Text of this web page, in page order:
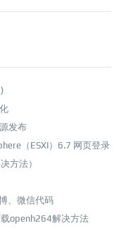
发布
（ESXI）6.7 网页登录
方法）
、微信代码
openh264解决方法